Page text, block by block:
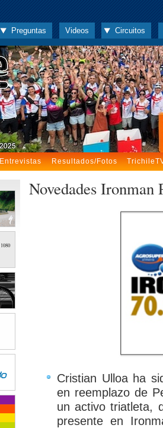
Preguntas Videos Circuitos
Entrevistas Resultados/Fotos
Novedades Ironman
Cristian Ulloa ha
en reemplazo de
un activo triatleta,
presente en